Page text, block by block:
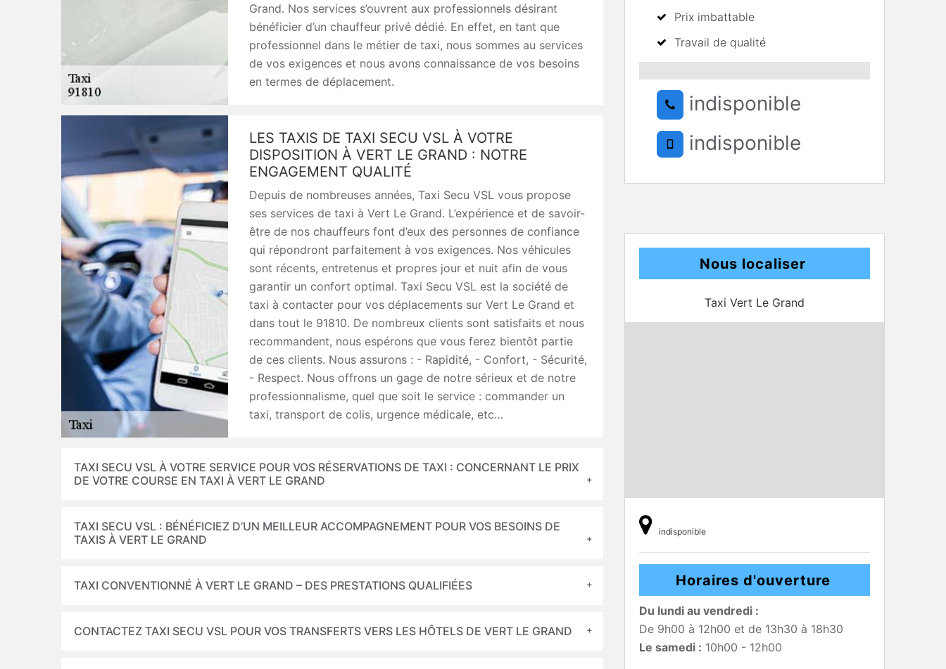
Grand. Nos services s’ouvrent aux professionnels désirant
bénéficier d’un chauffeur privé dédié. En effet, en tant que
professionnel dans le métier de taxi, nous sommes au services
de vos exigences et nous avons connaissance de vos besoins
en termes de déplacement.
LES TAXIS DE TAXI SECU VSL À VOTRE
DISPOSITION À VERT LE GRAND : NOTRE
ENGAGEMENT QUALITÉ
Depuis de nombreuses années, Taxi Secu VSL vous propose
ses services de taxi à Vert Le Grand. L’expérience et de savoir-
être de nos chauffeurs font d’eux des personnes de confiance
qui répondront parfaitement à vos exigences. Nos véhicules
sont récents, entretenus et propres jour et nuit afin de vous
garantir un confort optimal. Taxi Secu VSL est la société de
taxi à contacter pour vos déplacements sur Vert Le Grand et
dans tout le 91810. De nombreux clients sont satisfaits et nous
recommandent, nous espérons que vous ferez bientôt partie
de ces clients. Nous assurons : - Rapidité, - Confort, - Sécurité,
- Respect. Nous offrons un gage de notre sérieux et de notre
professionnalisme, quel que soit le service : commander un
taxi, transport de colis, urgence médicale, etc…
TAXI SECU VSL À VOTRE SERVICE POUR VOS RÉSERVATIONS DE TAXI : CONCERNANT LE PRIX
DE VOTRE COURSE EN TAXI À VERT LE GRAND
TAXI SECU VSL : BÉNÉFICIEZ D’UN MEILLEUR ACCOMPAGNEMENT POUR VOS BESOINS DE
TAXIS À VERT LE GRAND
TAXI CONVENTIONNÉ À VERT LE GRAND – DES PRESTATIONS QUALIFIÉES
CONTACTEZ TAXI SECU VSL POUR VOS TRANSFERTS VERS LES HÔTELS DE VERT LE GRAND
Prix imbattable
Travail de qualité
indisponible
indisponible
Nous localiser
Taxi Vert Le Grand
indisponible
Horaires d'ouverture
Du lundi au vendredi :
De 9h00 à 12h00 et de 13h30 à 18h30
Le samedi : 10h00 - 12h00